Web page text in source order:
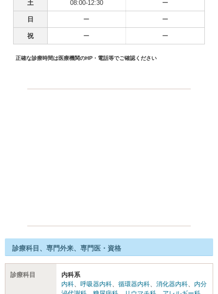
土 08:00-12:30 ー
日 ー ー
祝 ー ー
正確な診療時間は医療機関のHP・電話等でご確認ください
診療科目、専門外来、専門医・資格
診療科目
内科系
内科、 呼吸器内科、 循環器内科、 消化器内科、 内分